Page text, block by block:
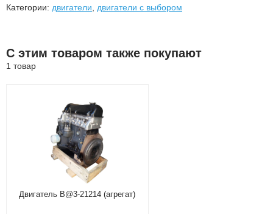
Категории: двигатели двигатели с выбором
С этим товаром также покупают
1 товар
Двигатель B@3-21214 (агрегат)